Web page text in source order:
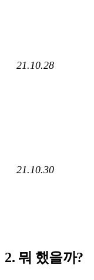
21.10.28
21.10.30
2. 뭐 했을까?